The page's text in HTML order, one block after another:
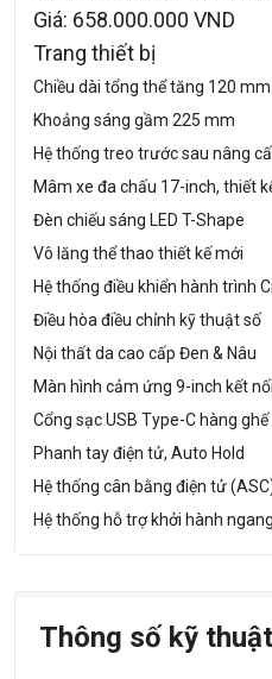
Giá: 658.000.000 VND
Trang thiết bị
Chiều dài tổng thể tăng 120 mm
Khoảng sáng gầm 225 mm
Hệ thống treo trước sau nâng
Mâm xe đa chấu 17-inch, thiết
Đèn chiếu sáng LED T-Shape
Vô lăng thể thao thiết kế mới
Hệ thống điều khiển hành trình
Điều hòa điều chỉnh kỹ thuật số
Nội thất da cao cấp Đen & Nâu
Màn hình cảm ứng 9-inch kết
Cổng sạc USB Type-C hàng ghế
Phanh tay điện tử, Auto Hold
Hệ thống cân bằng điện tử
Hệ thống hỗ trợ khởi hành
Thông số kỹ thuật